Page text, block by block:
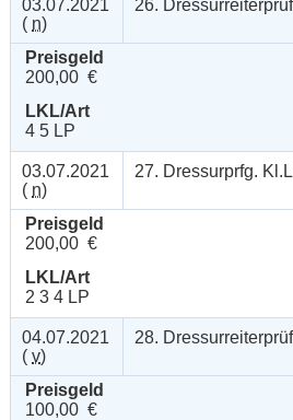
03.07.2021
( n)
26.
Preisgeld
200,00 €
LKL/Art
4 5 LP
03.07.2021
( n)
27. Dressurprfg.
Preisgeld
200,00 €
LKL/Art
2 3 4 LP
04.07.2021
( v)
28.
Preisgeld
100,00 €